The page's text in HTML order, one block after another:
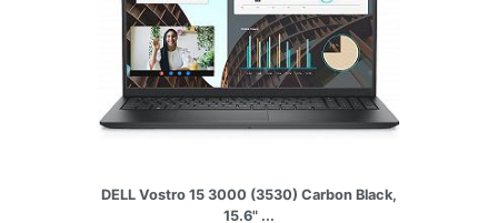
DELL Vostro 15 3000 (3530) Carbon Black,
15.6" ...